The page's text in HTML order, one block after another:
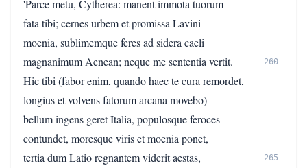
'Parce metu, Cytherea: manent immota tuorum
fata tibi; cernes urbem et promissa Lavini
moenia, sublimemque feres ad sidera caeli
magnanimum Aenean; neque me sententia vertit.
260
Hic tibi (fabor enim, quando haec te cura remordet,
longius et volvens fatorum arcana movebo)
bellum ingens geret Italia, populosque feroces
contundet, moresque viris et moenia ponet,
tertia dum Latio regnantem viderit aestas,
265